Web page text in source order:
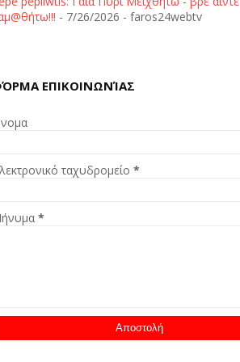
- 7/26/2026 - faros24webtv
ΕΠΙΚΟΙΝΩΝΊΑΣ
ταχυδρομείο*
*